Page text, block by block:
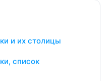
и их столицы
список